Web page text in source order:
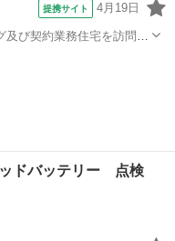
提携サイト 4月19日
ドバッテリー 点検